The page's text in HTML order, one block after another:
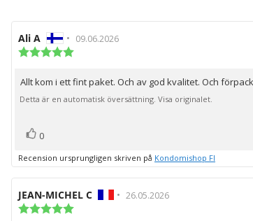
Recensionsförfattare:
Ali A • Recensionsdatum:
09.06.2026
5
stjärnor
Recensionstext:
Allt kom i ett fint paket. Och av god kvalitet. Och
Detta är en automatisk översättning. Visa originalet.
Rösta
0
Recension ursprungligen skriven på Kondomishop FI
Recensionsförfattare:
JEAN-MICHEL C • Recensionsdatum:
26.05.2026